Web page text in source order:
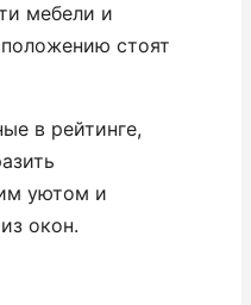
мебели и
стоят
в рейтинге,
уютом и
окон.